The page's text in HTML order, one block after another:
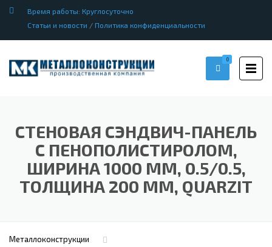
Время работы: Круглосуточно
Статьи и новости / Политика конфиденциальности
0
СТЕНОВАЯ СЭНДВИЧ-ПАНЕЛЬ
С ПЕНОПОЛИСТИРОЛОМ,
ШИРИНА 1000 ММ, 0.5/0.5,
ТОЛЩИНА 200 ММ, QUARZIT
Металлоконструкции